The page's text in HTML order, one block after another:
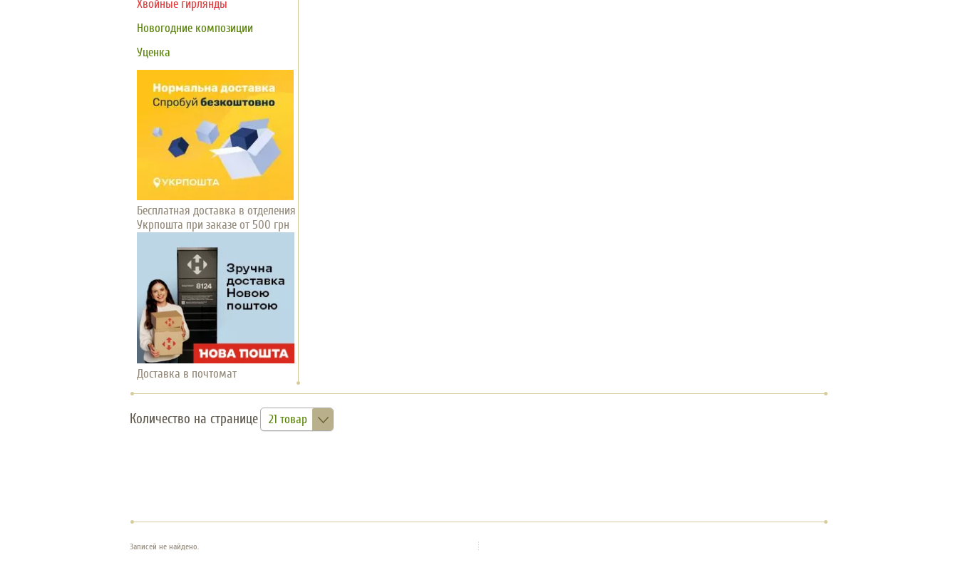
Хвойные гирлянды
Новогодние композиции
Уценка
Бесплатная доставка в отделения
Укрпошта при заказе от 500 грн
Доставка в почтомат
Количество на странице 21 товар
Записей не найдено.